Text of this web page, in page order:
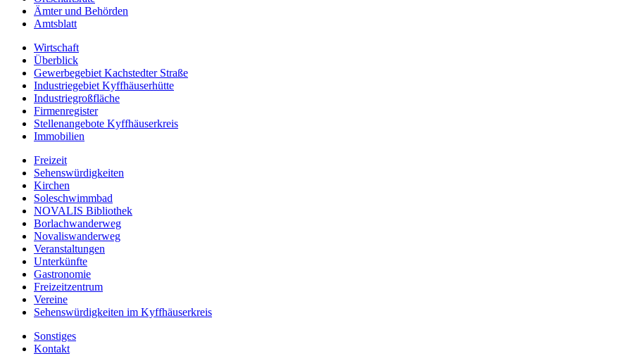
Ämter und Behörden
Amtsblatt
Wirtschaft
Überblick
Gewerbegebiet Kachstedter Straße
Industriegebiet Kyffhäuserhütte
Industriegroßfläche
Firmenregister
Stellenangebote Kyffhäuserkreis
Immobilien
Freizeit
Sehenswürdigkeiten
Kirchen
Soleschwimmbad
NOVALIS Bibliothek
Borlachwanderweg
Novaliswanderweg
Veranstaltungen
Unterkünfte
Gastronomie
Freizeitzentrum
Vereine
Sehenswürdigkeiten im Kyffhäuserkreis
Sonstiges
Kontakt